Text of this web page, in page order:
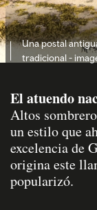
Una postal
tradicional -
El atuendo
Altos
un estilo que
excelencia de
origina este
popularizó.